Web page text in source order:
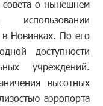
совета о нынешнем
использовании
в Новинках. По его
доступности
учреждений.
высотных
аэропорта